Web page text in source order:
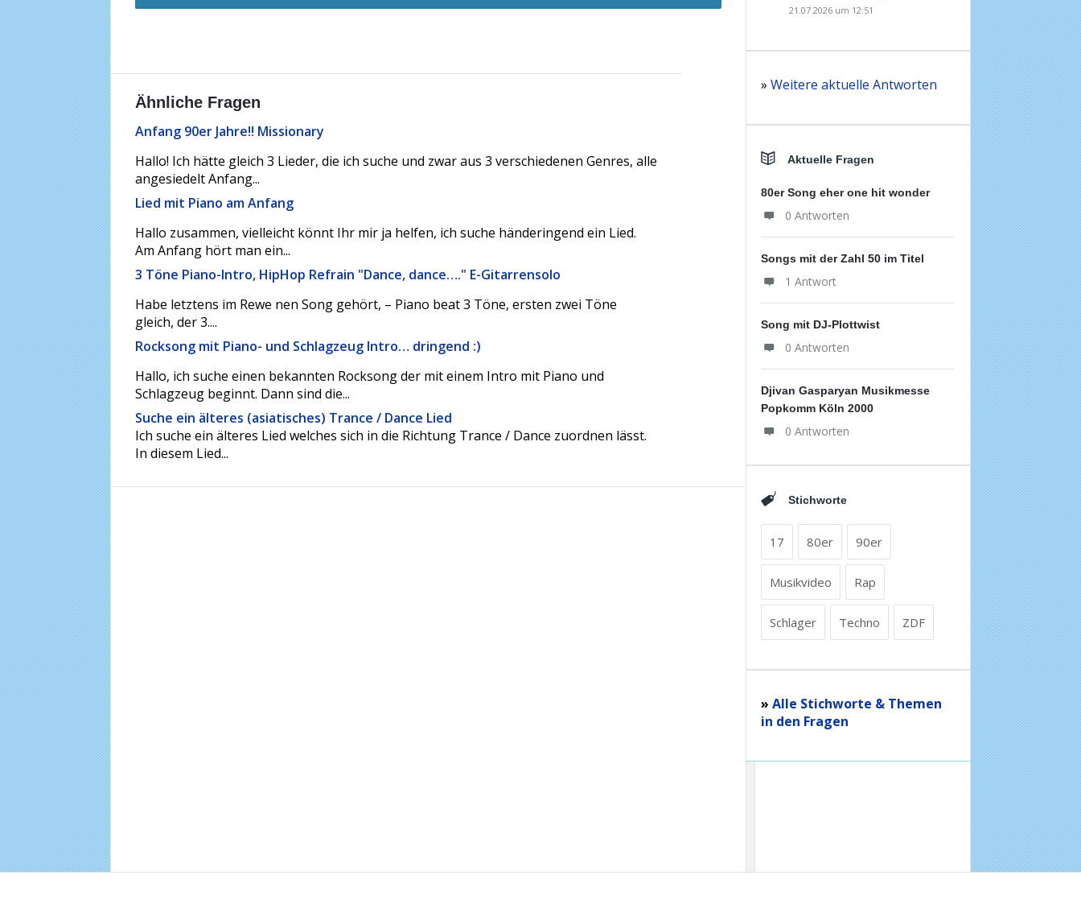
Ähnliche Fragen
Anfang 90er Jahre!! Missionary
Hallo! Ich hätte gleich 3 Lieder, die ich suche und zwar aus 3 verschiedenen Genres, alle
angesiedelt Anfang...
Lied mit Piano am Anfang
Hallo zusammen, vielleicht könnt Ihr mir ja helfen, ich suche händeringend ein Lied.
Am Anfang hört man ein...
3 Töne Piano-Intro, HipHop Refrain "Dance, dance…." E-Gitarrensolo
Habe letztens im Rewe nen Song gehört, – Piano beat 3 Töne, ersten zwei Töne
gleich, der 3....
Rocksong mit Piano- und Schlagzeug Intro… dringend :)
Hallo, ich suche einen bekannten Rocksong der mit einem Intro mit Piano und
Schlagzeug beginnt. Dann sind die...
Suche ein älteres (asiatisches) Trance / Dance Lied
Ich suche ein älteres Lied welches sich in die Richtung Trance / Dance zuordnen lässt.
In diesem Lied...
21.07.2026 um 12:51
» Weitere aktuelle Antworten
Aktuelle Fragen
80er Song eher one hit wonder
0 Antworten
Songs mit der Zahl 50 im Titel
1 Antwort
Song mit DJ-Plottwist
0 Antworten
Djivan Gasparyan Musikmesse
Popkomm Köln 2000
0 Antworten
Stichworte
17 80er 90er
Musikvideo Rap
Schlager Techno ZDF
» Alle Stichworte & Themen
in den Fragen